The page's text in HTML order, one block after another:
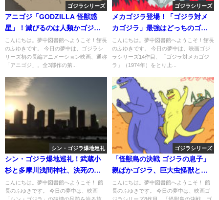
ゴジラシリーズ
アニゴジ「GODZILLA 怪獣惑
星」！滅びるのは人類かゴジラ
か…
こんにちは。夢中図書館へようこそ！館長
のふゆきです。 今日の夢中は、ゴジラシ
リーズ初の長編アニメーション映画、通称
「アニゴジ」。全3部作の第...
ゴジラシリーズ
メカゴジラ登場！「ゴジラ対メ
カゴジラ」最強はどっちのゴジ
ラだ？
こんにちは。夢中図書館へようこそ！館長
のふゆきです。 今日の夢中は、映画ゴジ
ラシリーズ14作目、「ゴジラ対メカゴジ
ラ」（1974年）をとり上...
シン・ゴジラ爆地巡礼
シン・ゴジラ爆地巡礼！武蔵小
杉と多摩川浅間神社、決死の多
摩川攻防戦！
こんにちは。夢中図書館へようこそ！ 館
長のふゆきです。 今日の夢中は、映画
ゴジラシリーズ
「怪獣島の決戦 ゴジラの息子」
親ばかゴジラ、巨大虫怪獣と対
決！
こんにちは。夢中図書館へようこそ！ 館
長のふゆきです。 今日の夢中は、映画ゴ